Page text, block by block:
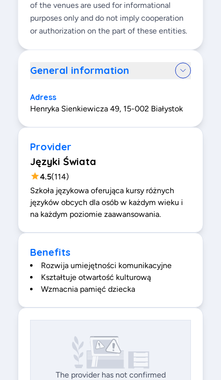
of the venues are used for informational
purposes only and do not imply cooperation
or authorization on the part of these entities.
General information
Adress
Henryka Sienkiewicza 49, 15-002 Białystok
Provider
Języki Świata
4.5(114)
Szkoła językowa oferująca kursy różnych
języków obcych dla osób w każdym wieku i
na każdym poziomie zaawansowania.
Benefits
Rozwija umiejętności komunikacyjne
Kształtuje otwartość kulturową
Wzmacnia pamięć dziecka
The provider has not confirmed